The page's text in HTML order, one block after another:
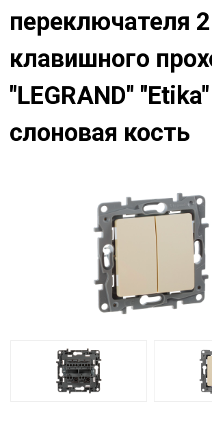
переключателя
клавишного
"LEGRAND"
слоновая кость